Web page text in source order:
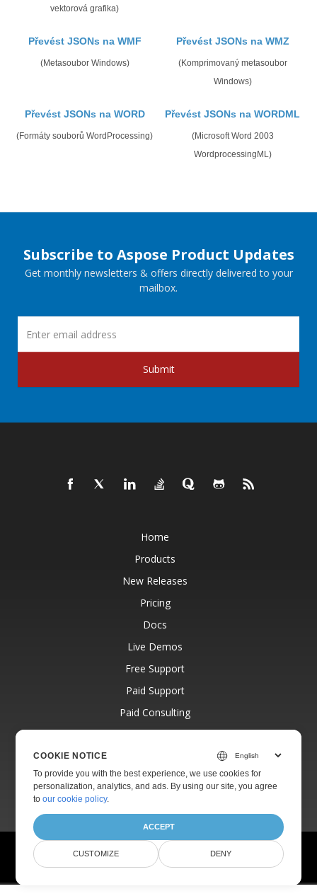
vektorová grafika)
Převést JSONs na WMF
(Metasoubor Windows)
Převést JSONs na WMZ
(Komprimovaný metasoubor
Windows)
Převést JSONs na WORD
(Formáty souborů WordProcessing)
Převést JSONs na WORDML
(Microsoft Word 2003
WordprocessingML)
Subscribe to Aspose Product Updates
Get monthly newsletters & offers directly delivered to your
mailbox.
Submit
Home
Products
New Releases
Pricing
Docs
Live Demos
Free Support
Paid Support
Paid Consulting
Blog
About
© Aspose Pty Ltd 2001-2026.
All Rights Reserved.
Terms of use
COOKIE NOTICE
To provide you with the best experience, we use cookies for
personalization, analytics, and ads. By using our site, you agree
toour cookie policy.
ACCEPT
CUSTOMIZE DENY